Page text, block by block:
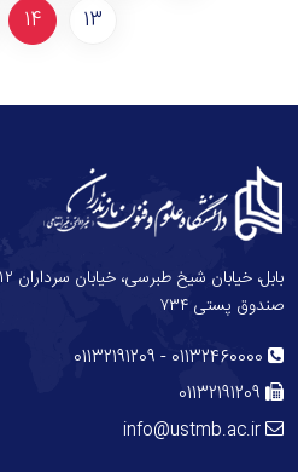
13
14
صندوق پستی ۷۳۴
01132460000
-
01132191209
01132191209
info@ustmb.ac.ir